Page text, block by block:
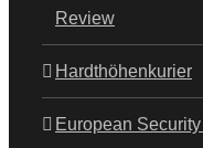
Review
Hardthöhenkurier
European